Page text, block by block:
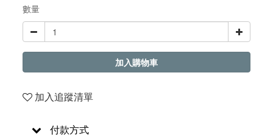
數量
加入購物車
加入追蹤清單
付款方式